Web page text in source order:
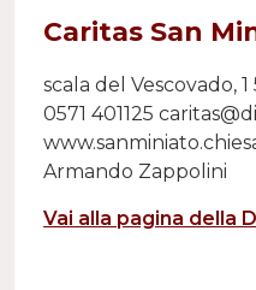
Caritas San
scala del Vescovado,
0571 401125
Armando Zappolini
Vai alla pagina della